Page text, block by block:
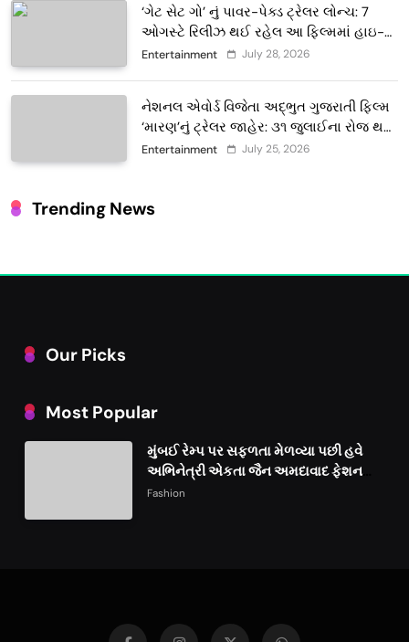
‘ગેટ સેટ ગો’ નું પાવર-પેક્ડ ટ્રેલર લોન્ચ: 7
ઓગસ્ટે રિલીઝ થઈ રહેલ આ ફિલ્મમાં હાઇ-
ટેક VFX જોવા મળશે
Entertainment July 28, 2026
નેશનલ એવોર્ડ વિજેતા અદ્ભુત ગુજરાતી ફિલ્મ
‘મારણ’નું ટ્રેલર જાહેર: ૩૧ જુલાઈના રોજ થશે
થિયેટરોમાં રિલીઝ
Entertainment July 25, 2026
Trending News
Our Picks
Most Popular
મુંબઈ રેમ્પ પર સફળતા મેળવ્યા પછી હવે
અભિનેત્રી એકતા જૈન અમદાવાદ ફેશન
વીકમાં પોતાની પ્રતિભા પ્રદર્શિત કરશે
Fashion